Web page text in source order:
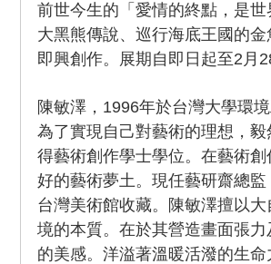
前世今生的「愛情的終點，是
大黑熊傳說、巡行海底王國的
即興創作。展期自即日起至2月
陳敏澤，1996年於台灣大學環
為了實現自己對藝術的理想，
得藝術創作學士學位。在藝術
好的藝術夢土。現任藝研齋總
台灣美術館收藏。陳敏澤擅以
境的本質。在於其營造畫面張
的美感。洋溢著溫暖活潑的生